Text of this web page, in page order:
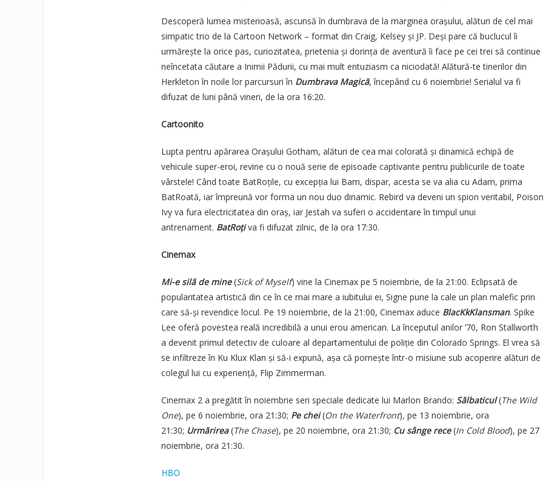
Descoperă lumea misterioasă, ascunsă în dumbrava de la marginea orașului, alături de cel mai
simpatic trio de la Cartoon Network – format din Craig, Kelsey și JP. Deși pare că buclucul îi
urmărește la orice pas, curiozitatea, prietenia și dorința de aventură îi face pe cei trei să continue
neîncetata căutare a Inimii Pădurii, cu mai mult entuziasm ca niciodată! Alătură-te tinerilor din
Herkleton în noile lor parcursuri în Dumbrava Magică, începând cu 6 noiembrie! Serialul va fi
difuzat de luni până vineri, de la ora 16:20.
Cartoonito
Lupta pentru apărarea Orașului Gotham, alături de cea mai colorată și dinamică echipă de
vehicule super-eroi, revine cu o nouă serie de episoade captivante pentru publicurile de toate
vârstele! Când toate BatRoțile, cu excepția lui Bam, dispar, acesta se va alia cu Adam, prima
BatRoată, iar împreună vor forma un nou duo dinamic. Rebird va deveni un spion veritabil, Poison
Ivy va fura electricitatea din oraș, iar Jestah va suferi o accidentare în timpul unui
antrenament. BatRoțiva fi difuzat zilnic, de la ora 17:30.
Cinemax
Mi-e silă de mine(Sick of Myself) vine la Cinemax pe 5 noiembrie, de la 21:00. Eclipsată de
popularitatea artistică din ce în ce mai mare a iubitului ei, Signe pune la cale un plan malefic prin
care să-și revendice locul. Pe 19 noiembrie, de la 21:00, Cinemax aduce BlacKkKlansman. Spike
Lee oferă povestea reală incredibilă a unui erou american. La începutul anilor ’70, Ron Stallworth
a devenit primul detectiv de culoare al departamentului de poliție din Colorado Springs. El vrea să
se infiltreze în Ku Klux Klan și să-i expună, așa că pornește într-o misiune sub acoperire alături de
colegul lui cu experiență, Flip Zimmerman.
Cinemax 2 a pregătit în noiembrie seri speciale dedicate lui Marlon Brando: Sălbaticul(The Wild
One), pe 6 noiembrie, ora 21:30; Pe chei(On the Waterfront), pe 13 noiembrie, ora
21:30; Urmărirea(The Chase), pe 20 noiembrie, ora 21:30; Cu sânge rece(In Cold Blood), pe 27
noiembrie, ora 21:30.
HBO